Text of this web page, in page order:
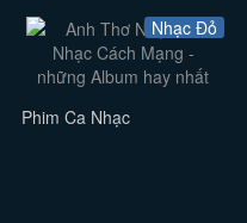
Nhạc Đỏ
Phim Ca Nhạc